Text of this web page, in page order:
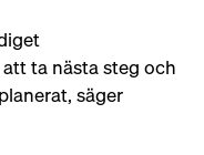
ta nästa steg och
säger